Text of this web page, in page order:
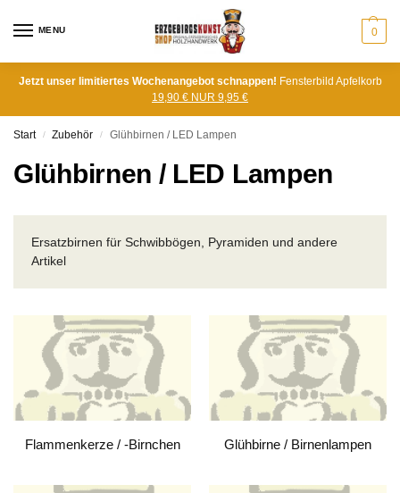
MENU 0
Jetzt unser limitiertes Wochenangebot schnappen! Fensterbild Apfelkorb
19,90 € NUR 9,95 €
Start / Zubehör / Glühbirnen / LED Lampen
Glühbirnen / LED Lampen
Ersatzbirnen für Schwibbögen, Pyramiden und andere
Artikel
Flammenkerze / -Birnchen Glühbirne / Birnenlampen